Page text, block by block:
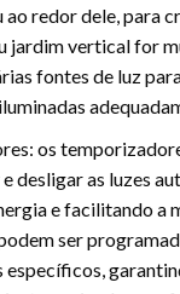
redor dele, para
jardim vertical for
fontes de luz
os
desligar as luzes
e facilitando a
ser
específicos,